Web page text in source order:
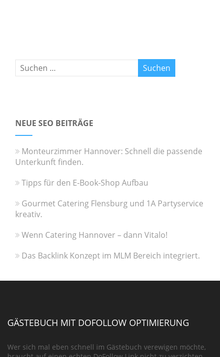
NEUE SEO BEITRÄGE
Monteurzimmer Hannover: Schnell die passende
Unterkunft finden.
Tipps für den E-Book-Shop Aufbau
Gourmet Catering Flensburg und 1A Partyservice
kreativ.
Wenn Catering Hannover – dann Vitalo!
Das Backlink Konzept im MLM Bereich integriert.
GÄSTEBUCH MIT DOFOLLOW OPTIMIERUNG
Wer sich mal eben schnell im Gästebuch verewigen möchte,